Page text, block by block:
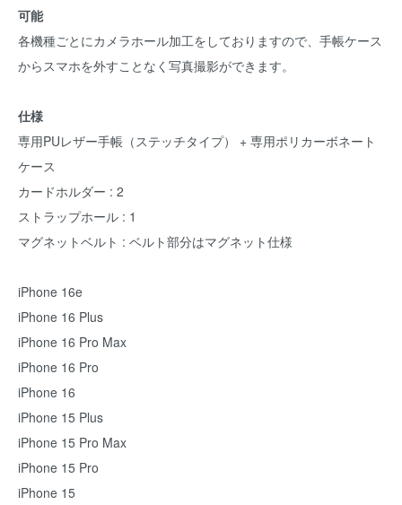
可能
各機種ごとにカメラホール加工をしておりますので、手帳ケース
からスマホを外すことなく写真撮影ができます。
仕様
専用PUレザー手帳（ステッチタイプ） + 専用ポリカーボネート
ケース
カードホルダー : 2
ストラップホール : 1
マグネットベルト : ベルト部分はマグネット仕様
iPhone 16e
iPhone 16 Plus
iPhone 16 Pro Max
iPhone 16 Pro
iPhone 16
iPhone 15 Plus
iPhone 15 Pro Max
iPhone 15 Pro
iPhone 15